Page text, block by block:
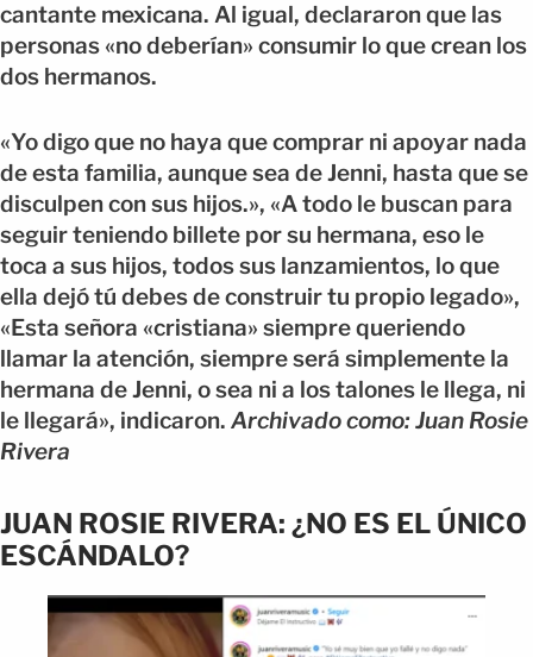
cantante mexicana. Al igual, declararon que las
personas «no deberían» consumir lo que crean los
dos hermanos.
«Yo digo que no haya que comprar ni apoyar nada
de esta familia, aunque sea de Jenni, hasta que se
disculpen con sus hijos.», «A todo le buscan para
seguir teniendo billete por su hermana, eso le
toca a sus hijos, todos sus lanzamientos, lo que
ella dejó tú debes de construir tu propio legado»,
«Esta señora «cristiana» siempre queriendo
llamar la atención, siempre será simplemente la
hermana de Jenni, o sea ni a los talones le llega, ni
le llegará», indicaron. Archivado como: Juan Rosie
Rivera
JUAN ROSIE RIVERA: ¿NO ES EL ÚNICO
ESCÁNDALO?